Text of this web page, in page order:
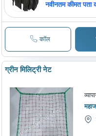
नवीनतम कीमत पता
कॉल
ग्रीन मिलिट्री नेट